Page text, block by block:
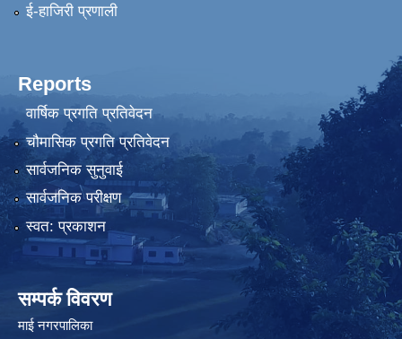
ई-हाजिरी प्रणाली
Reports
वार्षिक प्रगति प्रतिवेदन
चौमासिक प्रगति प्रतिवेदन
सार्वजनिक सुनुवाई
सार्वजनिक परीक्षण
स्वत: प्रकाशन
सम्पर्क विवरण
माई नगरपालिका